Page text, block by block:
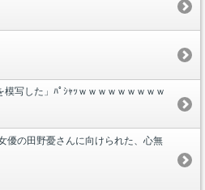
模写した」ﾊﾟｼｬｯｗｗｗｗｗｗｗｗｗ
優の田野憂さんに向けられた、心無